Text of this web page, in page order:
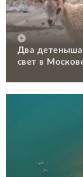
Два детеныша
свет в